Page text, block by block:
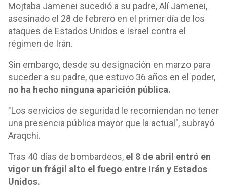
Mojtaba Jamenei sucedió a su padre, Alí Jamenei,
asesinado el 28 de febrero en el primer día de los
ataques de Estados Unidos e Israel contra el
régimen de Irán.
Sin embargo, desde su designación en marzo para
suceder a su padre, que estuvo 36 años en el poder,
no ha hecho ninguna aparición pública.
"Los servicios de seguridad le recomiendan no tener
una presencia pública mayor que la actual", subrayó
Araqchi.
Tras 40 días de bombardeos, el 8 de abril entró en
vigor un frágil alto el fuego entre Irán y Estados
Unidos.